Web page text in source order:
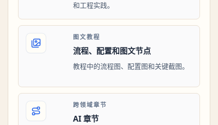
和工程实践。
图文教程
流程、配置和图文节点
教程中的流程图、配置图和关键截图。
跨领域章节
AI 章节